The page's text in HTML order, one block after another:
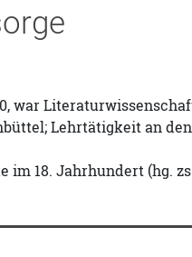
war
Lehrtätigkeit an
im 18. Jahrhundert (hg.